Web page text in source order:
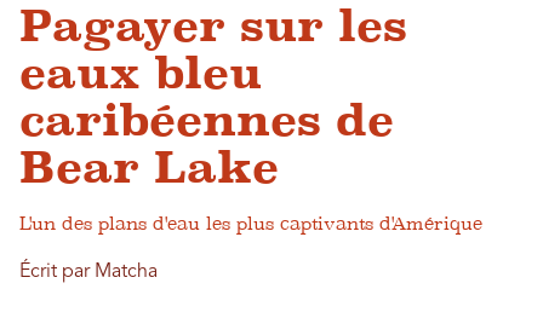
Pagayer sur les
eaux bleu
caribéennes de
Bear Lake
L'un des plans d'eau les plus captivants d'Amérique
Écrit par Matcha